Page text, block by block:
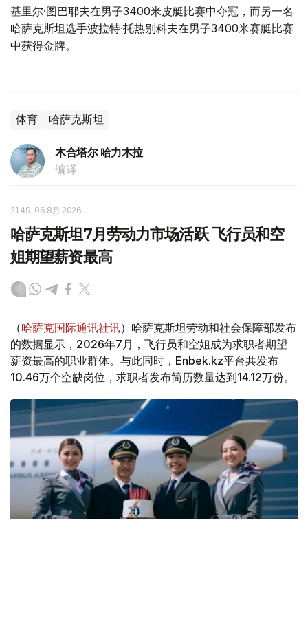
基里尔·图巴耶夫在男子3400米皮艇比赛中夺冠，而另一名
哈萨克斯坦选手波拉特·托热别科夫在男子3400米赛艇比赛
中获得金牌。
体育 哈萨克斯坦
木合塔尔 哈力木拉
编译
21:49, 06 8月 2026
哈萨克斯坦7月劳动力市场活跃 飞行员和空
姐期望薪资最高
（哈萨克国际通讯社讯）哈萨克斯坦劳动和社会保障部发布
的数据显示，2026年7月，飞行员和空姐成为求职者期望
薪资最高的职业群体。与此同时，Enbek.kz平台共发布
10.46万个空缺岗位，求职者发布简历数量达到14.12万份。